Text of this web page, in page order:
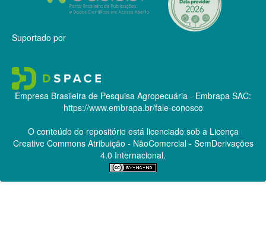
Suportado por
Empresa Brasileira de Pesquisa Agropecuária - Embrapa SAC:
https://www.embrapa.br/fale-conosco
O conteúdo do repositório está licenciado sob a Licença
Creative CommonsAtribuição - NãoComercial - SemDerivações
4.0 Internacional.